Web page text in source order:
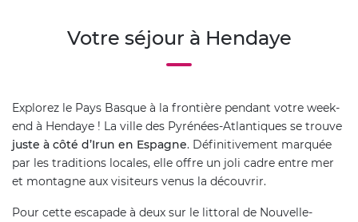
Votre séjour à Hendaye
Explorez le Pays Basque à la frontière pendant votre week-
end à Hendaye ! La ville des Pyrénées-Atlantiques se trouve
juste à côté d’Irun en Espagne. Définitivement marquée
par les traditions locales, elle offre un joli cadre entre mer
et montagne aux visiteurs venus la découvrir.
Pour cette escapade à deux sur le littoral de Nouvelle-